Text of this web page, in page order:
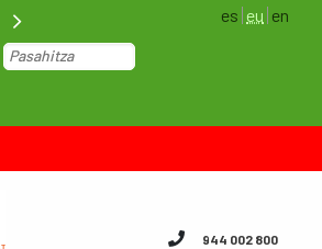
es eu en
Hasiera
Lan-poltsa
Kontaktua
944 002 800